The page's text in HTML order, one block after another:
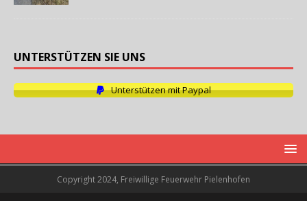
UNTERSTÜTZEN SIE UNS
Unterstützen mit Paypal
Copyright 2024, Freiwillige Feuerwehr Pielenhofen